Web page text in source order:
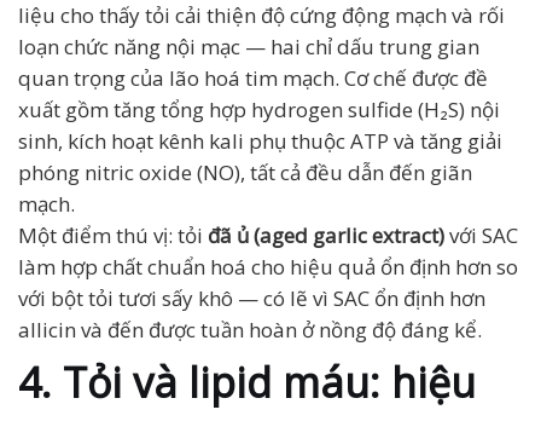
liệu cho thấy tỏi cải thiện độ cứng động mạch và rối
loạn chức năng nội mạc — hai chỉ dấu trung gian
quan trọng của lão hoá tim mạch. Cơ chế được đề
xuất gồm tăng tổng hợp hydrogen sulfide (H₂S) nội
sinh, kích hoạt kênh kali phụ thuộc ATP và tăng giải
phóng nitric oxide (NO), tất cả đều dẫn đến giãn
mạch.
Một điểm thú vị: tỏi đã ủ (aged garlic extract)với SAC
làm hợp chất chuẩn hoá cho hiệu quả ổn định hơn so
với bột tỏi tươi sấy khô — có lẽ vì SAC ổn định hơn
allicin và đến được tuần hoàn ở nồng độ đáng kể.
4. Tỏi và lipid máu: hiệu